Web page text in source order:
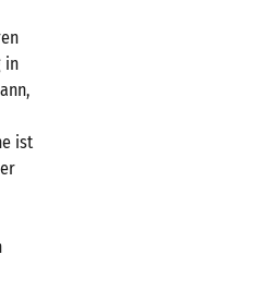
in
ist